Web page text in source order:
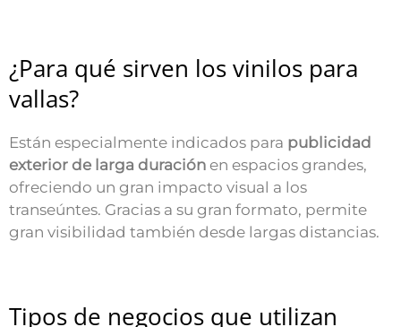
¿Para qué sirven los vinilos para
vallas?
Están especialmente indicados para publicidad
exterior de larga duración en espacios grandes,
ofreciendo un gran impacto visual a los
transeúntes. Gracias a su gran formato, permite
gran visibilidad también desde largas distancias.
Tipos de negocios que utilizan